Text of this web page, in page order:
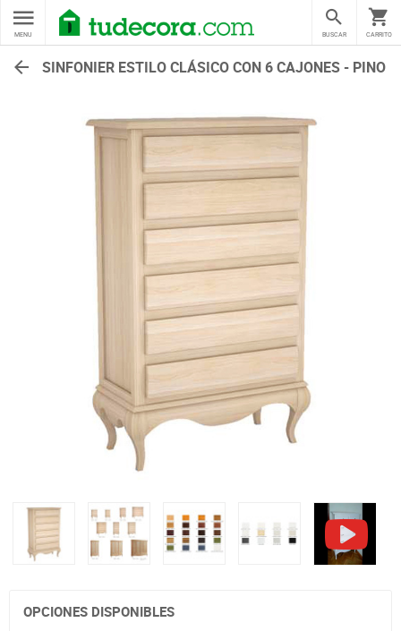
MENU CARRITO
BUSCAR
SINFONIER ESTILO CLÁSICO CON 6 CAJONES - PINO
OPCIONES DISPONIBLES